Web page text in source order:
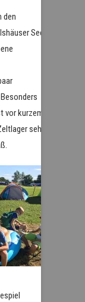
den
See
vor kurzem
sehr